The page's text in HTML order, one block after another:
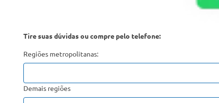
Tire suas dúvidas ou compre pelo telefone:
Regiões metropolitanas:
Demais regiões